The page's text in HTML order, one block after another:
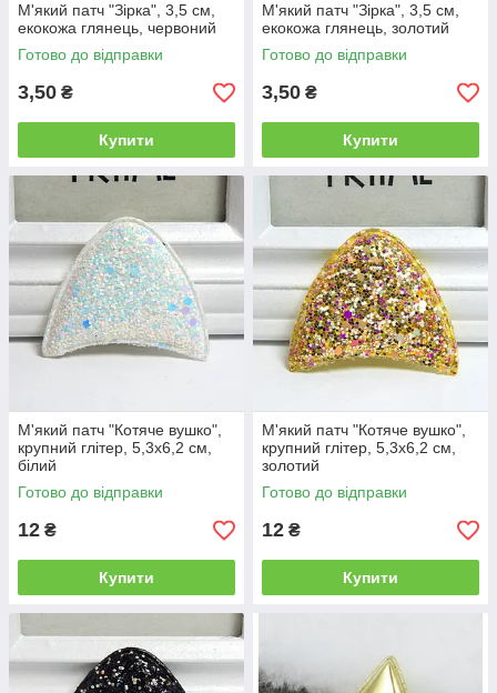
М'який патч "Зірка", 3,5 см,
екокожа глянець, червоний
Готово до відправки
3,50 ₴
Купити
М'який патч "Зірка", 3,5 см,
екокожа глянець, золотий
Готово до відправки
3,50 ₴
Купити
М'який патч "Котяче вушко",
крупний глітер, 5,3х6,2 см,
білий
Готово до відправки
12 ₴
Купити
М'який патч "Котяче вушко",
крупний глітер, 5,3х6,2 см,
золотий
Готово до відправки
12 ₴
Купити